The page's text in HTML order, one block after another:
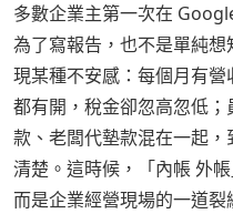
多數企業主第一次在
為了寫報告，也不是單純
現某種不安感：每個月有
都有開，稅金卻忽高忽低
款、老闆代墊款混在一起
清楚。這時候，「內帳 外
而是企業經營現場的一道